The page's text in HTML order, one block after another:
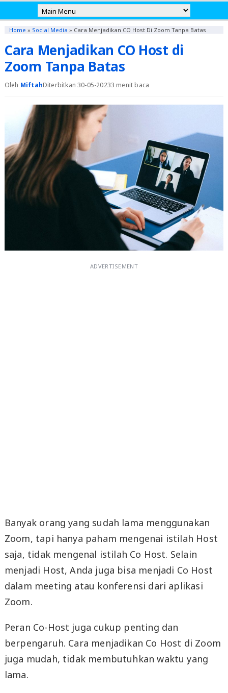
Home » Social Media » Cara Menjadikan CO Host Di Zoom Tanpa Batas
Cara Menjadikan CO Host di
Zoom Tanpa Batas
Oleh MiftahDiterbitkan 30-05-20233 menit baca
ADVERTISEMENT
Banyak orang yang sudah lama menggunakan
Zoom, tapi hanya paham mengenai istilah Host
saja, tidak mengenal istilah Co Host. Selain
menjadi Host, Anda juga bisa menjadi Co Host
dalam meeting atau konferensi dari aplikasi
Zoom.
Peran Co-Host juga cukup penting dan
berpengaruh. Cara menjadikan Co Host di Zoom
juga mudah, tidak membutuhkan waktu yang
lama.